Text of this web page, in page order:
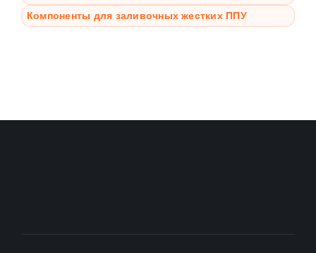
Компоненты для заливочных жестких ППУ